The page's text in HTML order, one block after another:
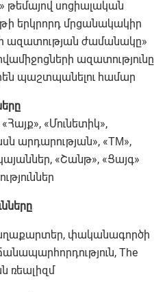
թեմայով սոցիալական
երկրորդ մրցանակակիր
ազատության ժամանակը»
ազատությունը
պաշտպանելու համար
«Մունետիկ»,
արդարության», «ТМ»,
«Շանթ», «Ցայգ»
փականագործի
The
ռեալիզմ